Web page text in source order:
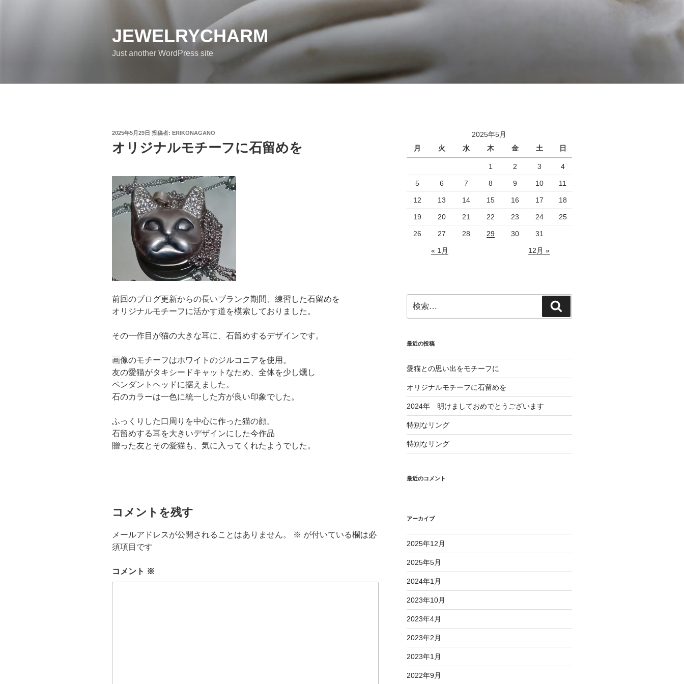
JEWELRYCHARM
Just another WordPress site
投
日:
2025年5月29日 投稿者: ERIKONAGANO
オリジナルモチーフに石留めを
前回のブログ更新からの長いブランク期間、練習した石留めを
オリジナルモチーフに活かす道を模索しておりました。
その一作目が猫の大きな耳に、石留めするデザインです。
画像のモチーフはホワイトのジルコニアを使用。
友の愛猫がタキシードキャットなため、全体を少し燻し
ペンダントヘッドに据えました。
石のカラーは一色に統一した方が良い印象でした。
ふっくりした口周りを中心に作った猫の顔。
石留めする耳を大きいデザインにした今作品
贈った友とその愛猫も、気に入ってくれたようでした。
コメントを残す
メールアドレスが公開されることはありません。 ※ が付いている欄は必
須項目です
コメント ※
2025年5月
月
火 水 木 金 土 日
1 2 3 4
5 6 7 8 9 10 11
12 13 14 15 16 17 18
19 20 21 22 23 24 25
26 27 28 29 30 31
« 1月 12月 »
索:
索
最近の投稿
愛猫との思い出をモチーフに
オリジナルモチーフに石留めを
2024年 明けましておめでとうございます
特別なリング
特別なリング
最近のコメント
アーカイブ
2025年12月
2025年5月
2024年1月
2023年10月
2023年4月
2023年2月
2023年1月
2022年9月